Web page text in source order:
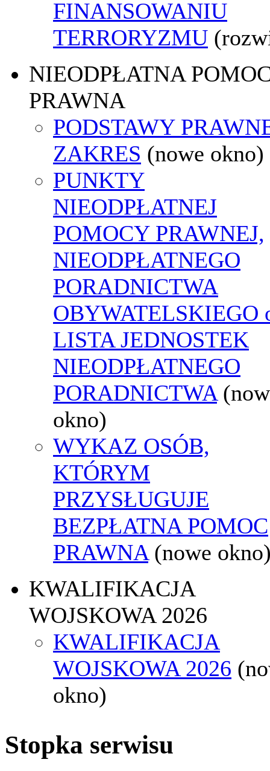
FINANSOWANIU
TERRORYZMU
NIEODPŁATNA
PRAWNA
PODSTAWY
ZAKRES (nowe okno)
PUNKTY
NIEODPŁATNEJ
POMOCY PRAWNEJ,
NIEODPŁATNEGO
PORADNICTWA
OBYWATELSKIEGO
LISTA JEDNOSTEK
NIEODPŁATNEGO
PORADNICTWA
okno)
WYKAZ OSÓB,
KTÓRYM
PRZYSŁUGUJE
BEZPŁATNA POMOC
PRAWNA (nowe
KWALIFIKACJA
WOJSKOWA 2026
KWALIFIKACJA
WOJSKOWA 2026
okno)
Stopka serwisu